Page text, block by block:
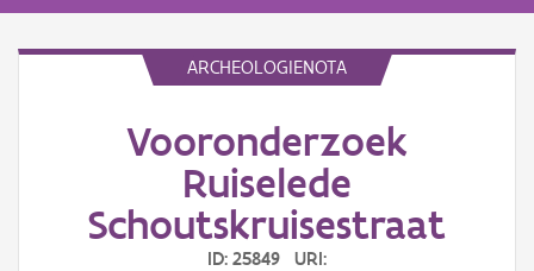
ARCHEOLOGIENOTA
Vooronderzoek
Ruiselede
Schoutskruisestraat
ID: 25849 URI: